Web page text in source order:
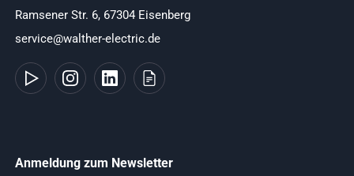
Ramsener Str. 6, 67304 Eisenberg
service@walther-electric.de
Anmeldung zum Newsletter